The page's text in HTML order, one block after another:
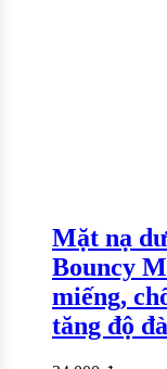
Mặt nạ
Bouncy
miếng,
tăng độ